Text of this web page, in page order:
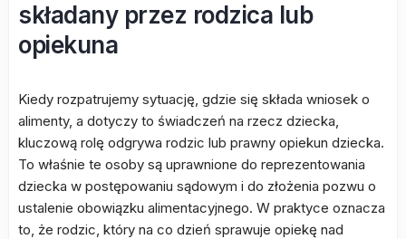
składany przez rodzica lub
opiekuna
Kiedy rozpatrujemy sytuację, gdzie się składa wniosek o
alimenty, a dotyczy to świadczeń na rzecz dziecka,
kluczową rolę odgrywa rodzic lub prawny opiekun dziecka.
To właśnie te osoby są uprawnione do reprezentowania
dziecka w postępowaniu sądowym i do złożenia pozwu o
ustalenie obowiązku alimentacyjnego. W praktyce oznacza
to, że rodzic, który na co dzień sprawuje opiekę nad